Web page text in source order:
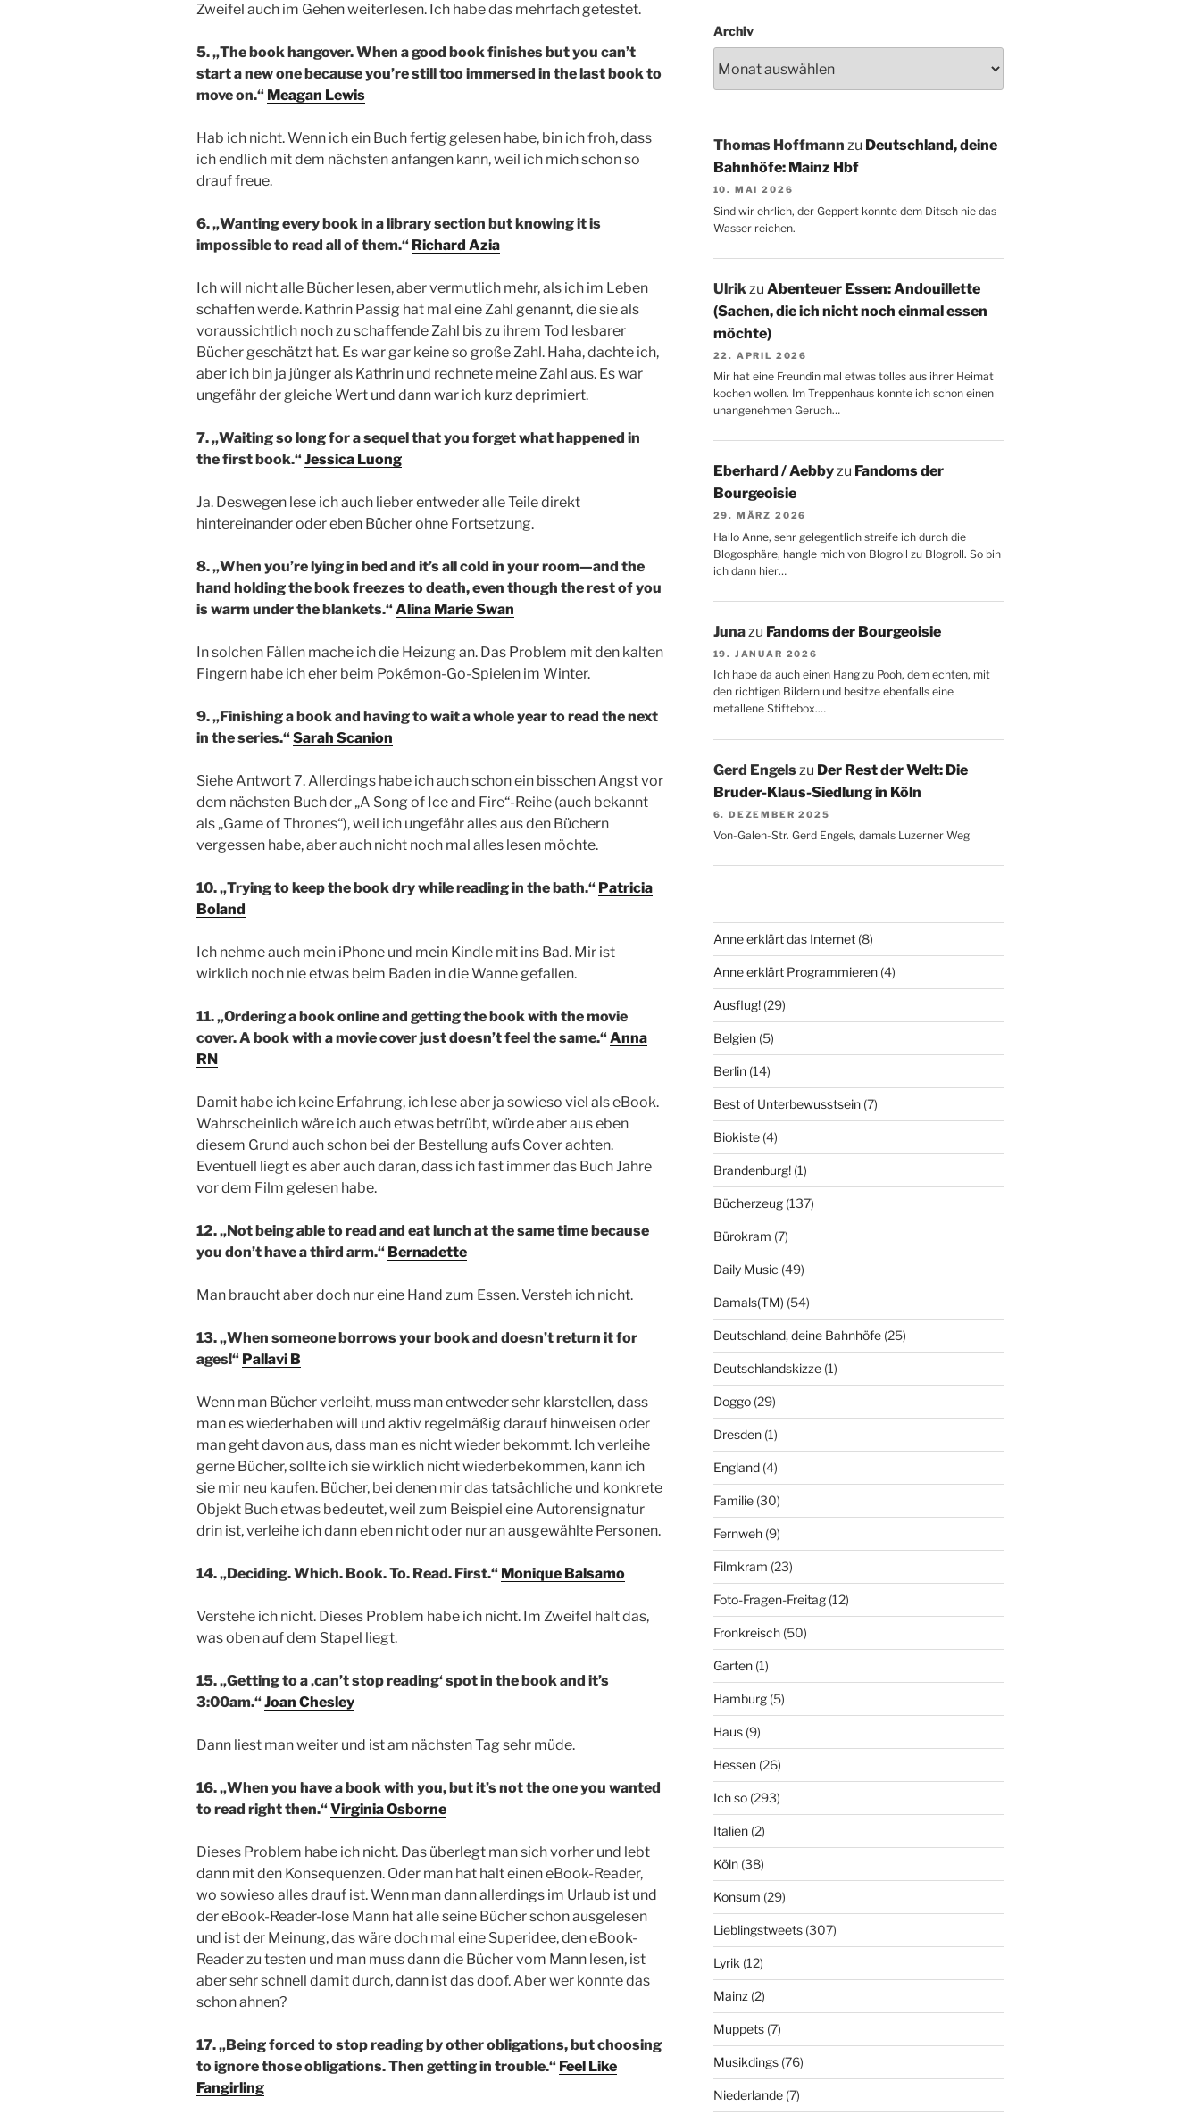
Zweifel auch im Gehen weiterlesen. Ich habe das mehrfach getestet.
5. „The book hangover. When a good book finishes but you can’t
start a new one because you’re still too immersed in the last book to
move on.“ Meagan Lewis
Hab ich nicht. Wenn ich ein Buch fertig gelesen habe, bin ich froh, dass
ich endlich mit dem nächsten anfangen kann, weil ich mich schon so
drauf freue.
6. „Wanting every book in a library section but knowing it is
impossible to read all of them.“ Richard Azia
Ich will nicht alle Bücher lesen, aber vermutlich mehr, als ich im Leben
schaffen werde. Kathrin Passig hat mal eine Zahl genannt, die sie als
voraussichtlich noch zu schaffende Zahl bis zu ihrem Tod lesbarer
Bücher geschätzt hat. Es war gar keine so große Zahl. Haha, dachte ich,
aber ich bin ja jünger als Kathrin und rechnete meine Zahl aus. Es war
ungefähr der gleiche Wert und dann war ich kurz deprimiert.
7. „Waiting so long for a sequel that you forget what happened in
the first book.“Jessica Luong
Ja. Deswegen lese ich auch lieber entweder alle Teile direkt
hintereinander oder eben Bücher ohne Fortsetzung.
8. „When you’re lying in bed and it’s all cold in your room—and the
hand holding the book freezes to death, even though the rest of you
is warm under the blankets.“Alina Marie Swan
In solchen Fällen mache ich die Heizung an. Das Problem mit den kalten
Fingern habe ich eher beim Pokémon-Go-Spielen im Winter.
9. „Finishing a book and having to wait a whole year to read the next
in the series.“Sarah Scanion
Siehe Antwort 7. Allerdings habe ich auch schon ein bisschen Angst vor
dem nächsten Buch der „A Song of Ice and Fire“-Reihe (auch bekannt
als „Game of Thrones“), weil ich ungefähr alles aus den Büchern
vergessen habe, aber auch nicht noch mal alles lesen möchte.
10. „Trying to keep the book dry while reading in the bath.“ Patricia
Boland
Ich nehme auch mein iPhone und mein Kindle mit ins Bad. Mir ist
wirklich noch nie etwas beim Baden in die Wanne gefallen.
11. „Ordering a book online and getting the book with the movie
cover. A book with a movie cover just doesn’t feel the same.“Anna
RN
Damit habe ich keine Erfahrung, ich lese aber ja sowieso viel als eBook.
Wahrscheinlich wäre ich auch etwas betrübt, würde aber aus eben
diesem Grund auch schon bei der Bestellung aufs Cover achten.
Eventuell liegt es aber auch daran, dass ich fast immer das Buch Jahre
vor dem Film gelesen habe.
12. „Not being able to read and eat lunch at the same time because
you don’t have a third arm.“ Bernadette
Man braucht aber doch nur eine Hand zum Essen. Versteh ich nicht.
13. „When someone borrows your book and doesn’t return it for
ages!“ Pallavi B
Wenn man Bücher verleiht, muss man entweder sehr klarstellen, dass
man es wiederhaben will und aktiv regelmäßig darauf hinweisen oder
man geht davon aus, dass man es nicht wieder bekommt. Ich verleihe
gerne Bücher, sollte ich sie wirklich nicht wiederbekommen, kann ich
sie mir neu kaufen. Bücher, bei denen mir das tatsächliche und konkrete
Objekt Buch etwas bedeutet, weil zum Beispiel eine Autorensignatur
drin ist, verleihe ich dann eben nicht oder nur an ausgewählte Personen.
14. „Deciding. Which. Book. To. Read. First.“ Monique Balsamo
Verstehe ich nicht. Dieses Problem habe ich nicht. Im Zweifel halt das,
was oben auf dem Stapel liegt.
15. „Getting to a ‚can’t stop reading‘ spot in the book and it’s
3:00am.“Joan Chesley
Dann liest man weiter und ist am nächsten Tag sehr müde.
16. „When you have a book with you, but it’s not the one you wanted
to read right then.“Virginia Osborne
Dieses Problem habe ich nicht. Das überlegt man sich vorher und lebt
dann mit den Konsequenzen. Oder man hat halt einen eBook-Reader,
wo sowieso alles drauf ist. Wenn man dann allerdings im Urlaub ist und
der eBook-Reader-lose Mann hat alle seine Bücher schon ausgelesen
und ist der Meinung, das wäre doch mal eine Superidee, den eBook-
Reader zu testen und man muss dann die Bücher vom Mann lesen, ist
aber sehr schnell damit durch, dann ist das doof. Aber wer konnte das
schon ahnen?
17. „Being forced to stop reading by other obligations, but choosing
to ignore those obligations. Then getting in trouble.“ Feel Like
Fangirling
Archiv
Thomas Hoffmann zu Deutschland, deine
Bahnhöfe: Mainz Hbf
10. MAI 2026
Sind wir ehrlich, der Geppert konnte dem Ditsch nie das
Wasser reichen.
Ulrikzu Abenteuer Essen: Andouillette
(Sachen, die ich nicht noch einmal essen
möchte)
22. APRIL 2026
Mir hat eine Freundin mal etwas tolles aus ihrer Heimat
kochen wollen. Im Treppenhaus konnte ich schon einen
unangenehmen Geruch…
Eberhard / Aebbyzu Fandoms der
Bourgeoisie
29. MÄRZ 2026
Hallo Anne, sehr gelegentlich streife ich durch die
Blogosphäre, hangle mich von Blogroll zu Blogroll. So bin
ich dann hier…
Junazu Fandoms der Bourgeoisie
19. JANUAR 2026
Ich habe da auch einen Hang zu Pooh, dem echten, mit
den richtigen Bildern und besitze ebenfalls eine
metallene Stiftebox.…
Gerd Engelszu Der Rest der Welt: Die
Bruder-Klaus-Siedlung in Köln
6. DEZEMBER 2025
Von-Galen-Str. Gerd Engels, damals Luzerner Weg
Anne erklärt das Internet(8)
Anne erklärt Programmieren(4)
Ausflug!(29)
Belgien(5)
Berlin(14)
Best of Unterbewusstsein(7)
Biokiste(4)
Brandenburg!(1)
Bücherzeug(137)
Bürokram (7)
Daily Music (49)
Damals(TM) (54)
Deutschland, deine Bahnhöfe(25)
Deutschlandskizze(1)
Doggo(29)
Dresden(1)
England(4)
Familie(30)
Fernweh(9)
Filmkram (23)
Foto-Fragen-Freitag(12)
Fronkreisch(50)
Garten(1)
Hamburg(5)
Haus(9)
Hessen(26)
Ich so(293)
Italien(2)
Köln(38)
Konsum (29)
Lieblingstweets(307)
Lyrik (12)
Mainz (2)
Muppets(7)
Musikdings(76)
Niederlande(7)